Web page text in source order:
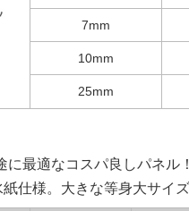
7mm
10mm
25mm
に最適なコスパ良しパネル！
仕様。大きな等身大サイ